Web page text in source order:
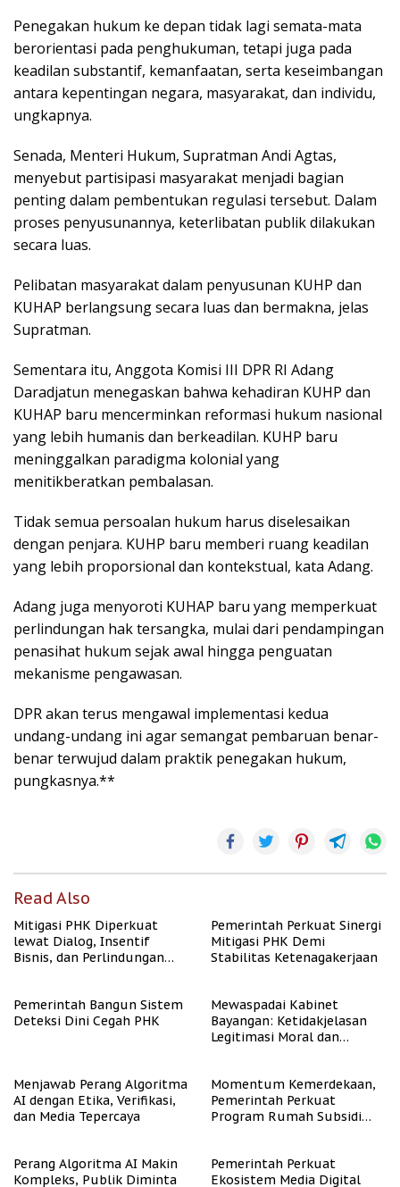
Penegakan hukum ke depan tidak lagi semata-mata
berorientasi pada penghukuman, tetapi juga pada
keadilan substantif, kemanfaatan, serta keseimbangan
antara kepentingan negara, masyarakat, dan individu,
ungkapnya.
Senada, Menteri Hukum, Supratman Andi Agtas,
menyebut partisipasi masyarakat menjadi bagian
penting dalam pembentukan regulasi tersebut. Dalam
proses penyusunannya, keterlibatan publik dilakukan
secara luas.
Pelibatan masyarakat dalam penyusunan KUHP dan
KUHAP berlangsung secara luas dan bermakna, jelas
Supratman.
Sementara itu, Anggota Komisi III DPR RI Adang
Daradjatun menegaskan bahwa kehadiran KUHP dan
KUHAP baru mencerminkan reformasi hukum nasional
yang lebih humanis dan berkeadilan. KUHP baru
meninggalkan paradigma kolonial yang
menitikberatkan pembalasan.
Tidak semua persoalan hukum harus diselesaikan
dengan penjara. KUHP baru memberi ruang keadilan
yang lebih proporsional dan kontekstual, kata Adang.
Adang juga menyoroti KUHAP baru yang memperkuat
perlindungan hak tersangka, mulai dari pendampingan
penasihat hukum sejak awal hingga penguatan
mekanisme pengawasan.
DPR akan terus mengawal implementasi kedua
undang-undang ini agar semangat pembaruan benar-
benar terwujud dalam praktik penegakan hukum,
pungkasnya.**
Read Also
Mitigasi PHK Diperkuat
lewat Dialog, Insentif
Bisnis, dan Perlindungan
Pemerintah Perkuat Sinergi
Mitigasi PHK Demi
Stabilitas Ketenagakerjaan
Pemerintah Bangun Sistem
Deteksi Dini Cegah PHK
Mewaspadai Kabinet
Bayangan: Ketidakjelasan
Legitimasi Moral dan
Menjawab Perang Algoritma
AI dengan Etika, Verifikasi,
dan Media Tepercaya
Momentum Kemerdekaan,
Pemerintah Perkuat
Program Rumah Subsidi
Perang Algoritma AI Makin
Kompleks, Publik Diminta
Pemerintah Perkuat
Ekosistem Media Digital